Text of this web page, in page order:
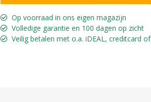
Op voorraad in ons eigen magazijn
Volledige garantie en 100 dagen op zicht
Veilig betalen met o.a. iDEAL, creditcard